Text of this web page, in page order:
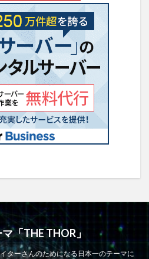
「THE THOR」
ターさんのためになる日本一のテーマに